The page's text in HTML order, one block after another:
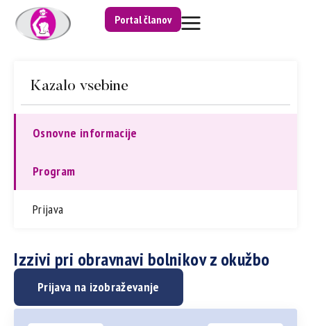
Portal članov
Kazalo vsebine
Osnovne informacije
Program
Prijava
Izzivi pri obravnavi bolnikov z okužbo
Prijava na izobraževanje